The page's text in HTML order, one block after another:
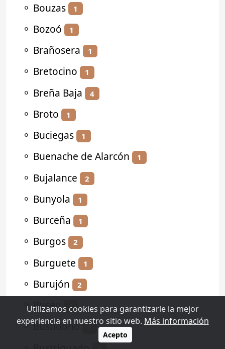
⚬ Bouzas 1
⚬ Bozoó 1
⚬ Brañosera 1
⚬ Bretocino 1
⚬ Breña Baja 4
⚬ Broto 1
⚬ Buciegas 1
⚬ Buenache de Alarcón 1
⚬ Bujalance 2
⚬ Bunyola 1
⚬ Burceña 1
⚬ Burgos 2
⚬ Burguete 1
⚬ Burujón 2
⚬Buseu 1
⚬Bustidoño 1
Utilizamos cookies para garantizarle la mejor
experiencia en nuestro sitio web. Más información
Acepto